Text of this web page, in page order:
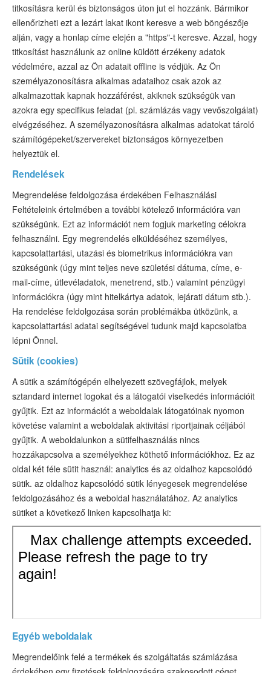
titkosításra kerül és biztonságos úton jut el hozzánk. Bármikor
ellenőrizheti ezt a lezárt lakat ikont keresve a web böngészője
alján, vagy a honlap címe elején a "https"-t keresve. Azzal, hogy
titkosítást használunk az online küldött érzékeny adatok
védelmére, azzal az Ön adatait offline is védjük. Az Ön
személyazonosításra alkalmas adataihoz csak azok az
alkalmazottak kapnak hozzáférést, akiknek szükségük van
azokra egy specifikus feladat (pl. számlázás vagy vevőszolgálat)
elvégzéséhez. A személyazonosításra alkalmas adatokat tároló
számítógépeket/szervereket biztonságos környezetben
helyeztük el.
Rendelések
Megrendelése feldolgozása érdekében Felhasználási
Feltételeink értelmében a további kötelező információra van
szükségünk. Ezt az információt nem fogjuk marketing célokra
felhasználni. Egy megrendelés elküldéséhez személyes,
kapcsolattartási, utazási és biometrikus információkra van
szükségünk (úgy mint teljes neve születési dátuma, címe, e-
mail-címe, útlevéladatok, menetrend, stb.) valamint pénzügyi
információkra (úgy mint hitelkártya adatok, lejárati dátum stb.).
Ha rendelése feldolgozása során problémákba ütközünk, a
kapcsolattartási adatai segítségével tudunk majd kapcsolatba
lépni Önnel.
Sütik (cookies)
A sütik a számítógépén elhelyezett szövegfájlok, melyek
sztandard internet logokat és a látogatói viselkedés információit
gyűjtik. Ezt az információt a weboldalak látogatóinak nyomon
követése valamint a weboldalak aktivitási riportjainak céljából
gyűjtik. A weboldalunkon a sütifelhasználás nincs
hozzákapcsolva a személyekhez köthető információkhoz. Ez az
oldal két féle sütit használ: analytics és az oldalhoz kapcsolódó
sütik. az oldalhoz kapcsolódó sütik lényegesek megrendelése
feldolgozásához és a weboldal használatához. Az analytics
sütiket a következő linken kapcsolhatja ki:
Egyéb weboldalak
Megrendelőink felé a termékek és szolgáltatás számlázása